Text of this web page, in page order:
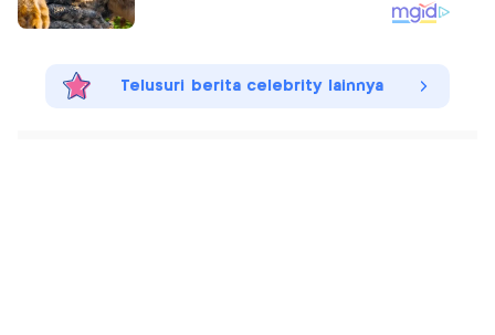
Telusuri berita celebrity lainnya